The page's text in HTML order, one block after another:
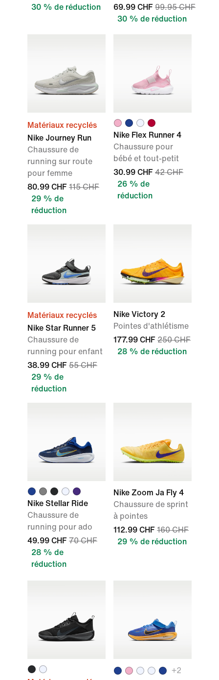
30 % de réduction
69.99 CHF 99.95 CHF
30 % de réduction
Matériaux recyclés
Nike Journey Run
Chaussure de
running sur route
pour femme
80.99 CHF 115 CHF
29 % de
réduction
Nike Flex Runner 4
Chaussure pour
bébé et tout-petit
30.99 CHF 42 CHF
26 % de
réduction
Matériaux recyclés
Nike Star Runner 5
Chaussure de
running pour enfant
38.99 CHF 55 CHF
29 % de
réduction
Nike Victory 2
Pointes d'athlétisme
177.99 CHF 250 CHF
28 % de réduction
Nike Stellar Ride
Chaussure de
running pour ado
49.99 CHF 70 CHF
28 % de
réduction
Nike Zoom Ja Fly 4
Chaussure de sprint
à pointes
112.99 CHF 160 CHF
29 % de réduction
+2